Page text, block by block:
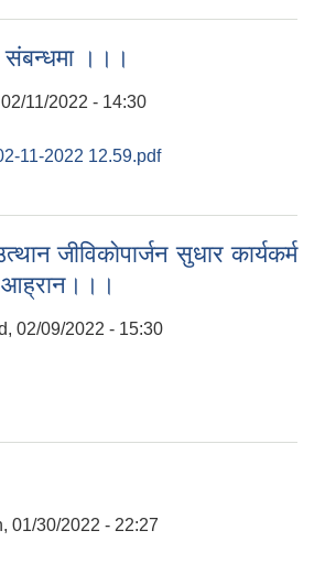
।।।
11/2022 - 14:30
11-2022 12.59.pdf
जीविकाेपार्जन सुधार कार्यकर्म
आह्रान।।।
02/09/2022 - 15:30
01/30/2022 - 22:27